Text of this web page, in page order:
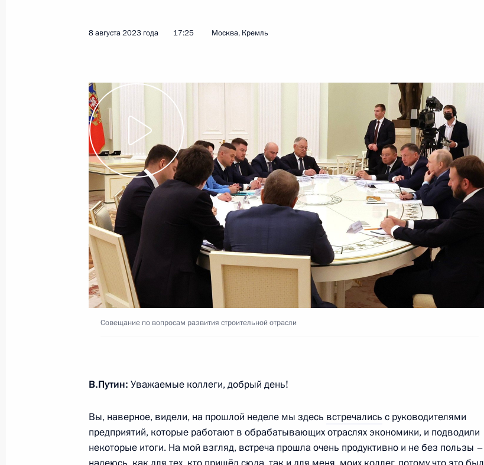
15 августа 2023 года, 17:00
Встреча с главой Республики Ингушетия Махмуд-Али
Калиматовым
15 августа 2023 года, 14:45
Указ о временном порядке исполнения госгарантий Российской
Федерации, предоставленных в иностранной валюте
9 августа 2023 года, 16:45
Встреча с губернатором Тверской области Игорем Руденей
Совещание по вопросам развития строительной отрасли
8 августа 2023 года, 17:25
8 августа 2023 года 17:25 Москва, Кремль
Совещание по вопросам развития строительной отрасли
В.Путин: Уважаемые коллеги, добрый день!
Вы, наверное, видели, на прошлой неделе мы здесь встречались с руководителями
предприятий, которые работают в обрабатывающих отраслях экономики, и подводили
некоторые итоги. На мой взгляд, встреча прошла очень продуктивно и не без пользы –